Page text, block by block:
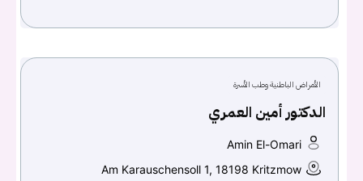
الأمراض الباطنية وطب الأسرة
الدكتور أمين العمري
Amin El-Omari
Am Karauschensoll 1, 18198 Kritzmow